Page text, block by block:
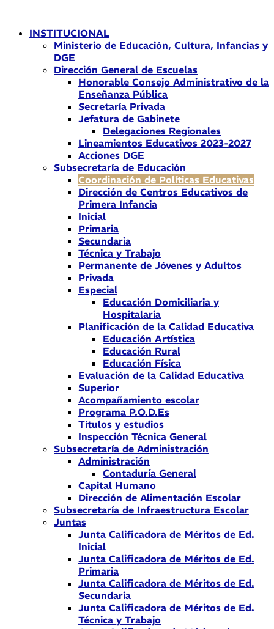
contenidoINSTITUCIONAL
Ministerio de Educación, Cultura, Infancias y
DGE
Dirección General de Escuelas
Honorable Consejo Administrativo de la
Enseñanza Pública
Secretaría Privada
Jefatura de Gabinete
Delegaciones Regionales
Lineamientos Educativos 2023-2027
Acciones DGE
Subsecretaría de Educación
Coordinación de Políticas Educativas
Dirección de Centros Educativos de
Primera Infancia
Inicial
Primaria
Secundaria
Técnica y Trabajo
Permanente de Jóvenes y Adultos
Privada
Especial
Educación Domiciliaria y
Hospitalaria
Planificación de la Calidad Educativa
Educación Artística
Educación Rural
Educación Física
Evaluación de la Calidad Educativa
Superior
Acompañamiento escolar
Programa P.O.D.Es
Títulos y estudios
Inspección Técnica General
Subsecretaría de Administración
Administración
Contaduría General
Capital Humano
Dirección de Alimentación Escolar
Subsecretaría de Infraestructura Escolar
Juntas
Junta Calificadora de Méritos de Ed.
Inicial
Junta Calificadora de Méritos de Ed.
Primaria
Junta Calificadora de Méritos de Ed.
Secundaria
Junta Calificadora de Méritos de Ed.
Técnica y Trabajo